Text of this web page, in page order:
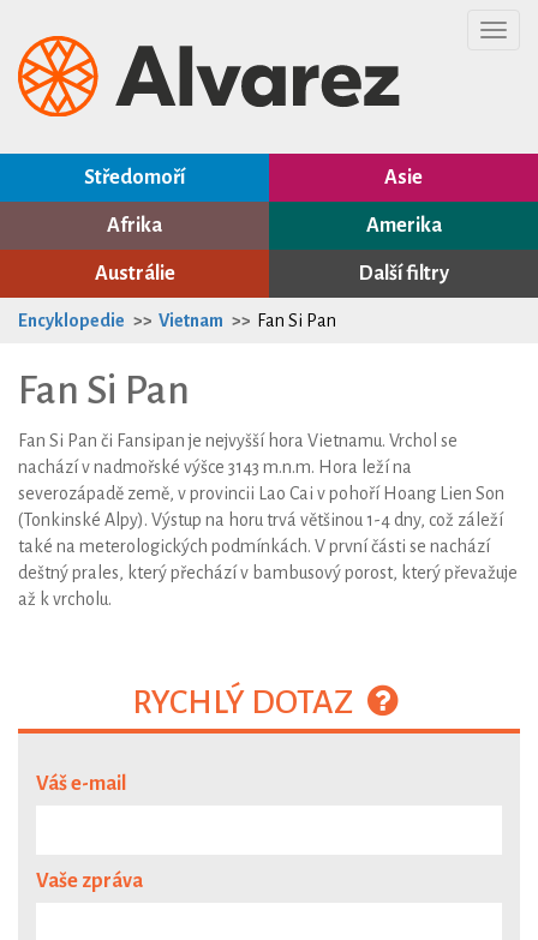
Středomoří Asie
Afrika Amerika
Austrálie Další filtry
Encyklopedie Vietnam Fan Si Pan
Fan Si Pan
Fan Si Pan či Fansipan je nejvyšší hora Vietnamu. Vrchol se
nachází v nadmořské výšce 3143 m.n.m. Hora leží na
severozápadě země, v provincii Lao Cai v pohoří Hoang Lien Son
(Tonkinské Alpy). Výstup na horu trvá většinou 1-4 dny, což záleží
také na meterologických podmínkách. V první části se nachází
deštný prales, který přechází v bambusový porost, který převažuje
až k vrcholu.
RYCHLÝ DOTAZ
Váš e-mail
Vaše zpráva